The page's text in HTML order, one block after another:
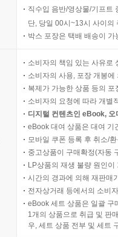
직수입 음반/영상물/기프트
단, 당일 00시~13시 사이의
박스 포장은 택배 배송이
소비자의 책임 있는 사유로
소비자의 사용, 포장 개봉
복제가 가능한 상품 등의
소비자의 요청에 따라 개별
디지털 컨텐츠인 eBook,
eBook 대여 상품은 대여 기
모바일 쿠폰 등록 후 취소/
중고상품이 구매확정(자동
LP상품의 재생 불량 원인
시간의 경과에 의해 재판매
전자상거래 등에서의 소비
eBook 세트 상품은 일괄 구
1개의 상품으로 취급 및 판
우, 세트 상품 전부 및 세트